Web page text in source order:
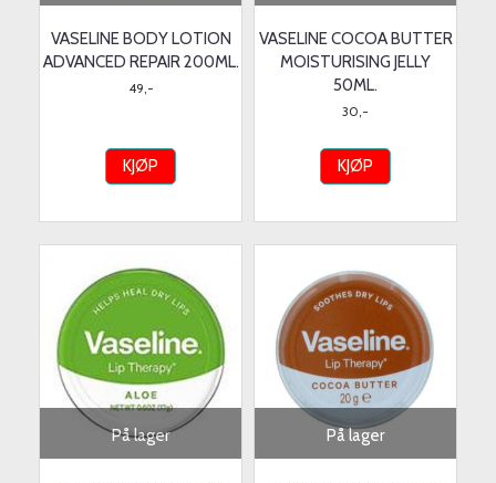
VASELINE BODY LOTION
ADVANCED REPAIR 200ML.
49,-
KJØP
VASELINE COCOA BUTTER
MOISTURISING JELLY
50ML.
30,-
KJØP
På lager På lager